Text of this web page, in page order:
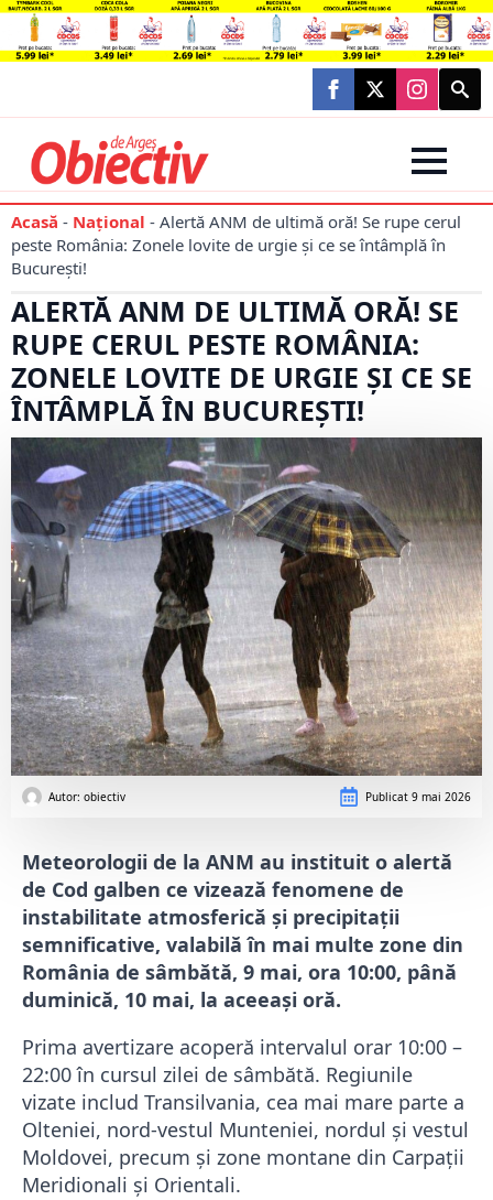
Search
for:
Acasă - Național - Alertă ANM de ultimă oră! Se rupe cerul
peste România: Zonele lovite de urgie și ce se întâmplă în
București!
ALERTĂ ANM DE ULTIMĂ ORĂ! SE
RUPE CERUL PESTE ROMÂNIA:
ZONELE LOVITE DE URGIE ȘI CE SE
ÎNTÂMPLĂ ÎN BUCUREȘTI!
Autor: obiectiv Publicat 9 mai 2026
Meteorologii de la ANM au instituit o alertă
de Cod galben ce vizează fenomene de
instabilitate atmosferică și precipitații
semnificative, valabilă în mai multe zone din
România de sâmbătă, 9 mai, ora 10:00, până
duminică, 10 mai, la aceeași oră.
Prima avertizare acoperă intervalul orar 10:00 –
22:00 în cursul zilei de sâmbătă. Regiunile
vizate includ Transilvania, cea mai mare parte a
Olteniei, nord-vestul Munteniei, nordul și vestul
Moldovei, precum și zone montane din Carpații
Meridionali și Orientali.